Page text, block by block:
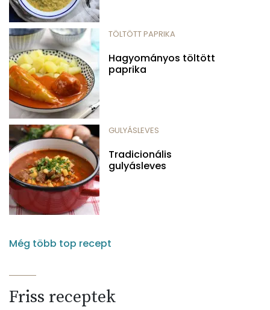
TÖLTÖTT PAPRIKA
Hagyományos töltött
paprika
GULYÁSLEVES
Tradicionális
gulyásleves
Még több top recept
Friss receptek